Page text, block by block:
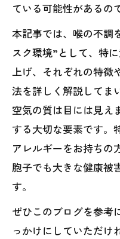
ている可能性があるの
本記事では、喉の不調
スク環境”として、特
上げ、それぞれの特徴
法を詳しく解説してま
空気の質は目には見え
する大切な要素です。
アレルギーをお持ちの
胞子でも大きな健康被
す。
ぜひこのブログを参考
っかけにしていただけ